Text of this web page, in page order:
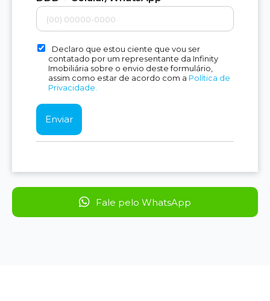
Declaro que estou ciente que vou ser
contatado por um representante da Infinity
Imobiliária sobre o envio deste formulário,
assim como estar de acordo com a Política de
Privacidade.
Fale pelo WhatsApp